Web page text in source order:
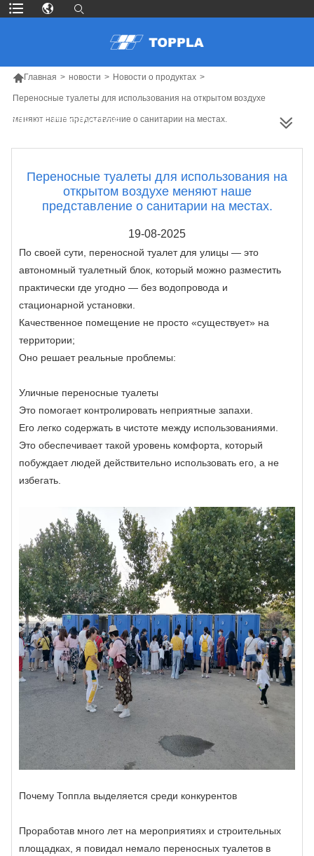
Главная > новости > Новости о продуктах >
Переносные туалеты для использования на открытом воздухе
меняют наше представление о санитарии на местах.
БОЛЬШЕ ПРОДУКТОВ
Переносные туалеты для использования на
открытом воздухе меняют наше
представление о санитарии на местах.
19-08-2025
По своей сути, переносной туалет для улицы — это
автономный туалетный блок, который можно разместить
практически где угодно — без водопровода и
стационарной установки.
Качественное помещение не просто «существует» на
территории;
Оно решает реальные проблемы:
Уличные переносные туалеты
Это помогает контролировать неприятные запахи.
Его легко содержать в чистоте между использованиями.
Это обеспечивает такой уровень комфорта, который
побуждает людей действительно использовать его, а не
избегать.
Почему Топпла выделяется среди конкурентов
Проработав много лет на мероприятиях и строительных
площадках, я повидал немало переносных туалетов в